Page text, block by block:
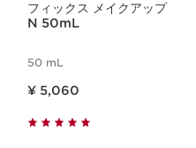
フィックス メイクアップ
N 50mL
50 mL
¥ 5,060